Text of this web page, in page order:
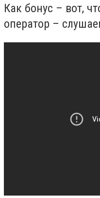
Как бонус – вот,
оператор –